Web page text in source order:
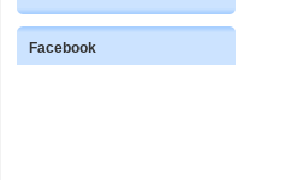
Facebook